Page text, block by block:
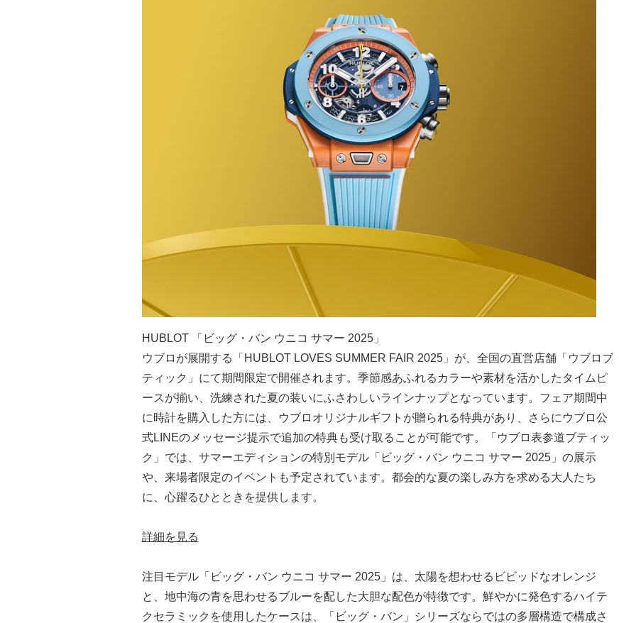
HUBLOT 「ビッグ・バン ウニコ サマー 2025」
ウブロが展開する「HUBLOT LOVES SUMMER FAIR 2025」が、全国の直営店舗「ウブロブ
ティック」にて期間限定で開催されます。季節感あふれるカラーや素材を活かしたタイムピ
ースが揃い、洗練された夏の装いにふさわしいラインナップとなっています。フェア期間中
に時計を購入した方には、ウブロオリジナルギフトが贈られる特典があり、さらにウブロ公
式LINEのメッセージ提示で追加の特典も受け取ることが可能です。「ウブロ表参道ブティッ
ク」では、サマーエディションの特別モデル「ビッグ・バン ウニコ サマー 2025」の展示
や、来場者限定のイベントも予定されています。都会的な夏の楽しみ方を求める大人たち
に、心躍るひとときを提供します。
詳細を見る
注目モデル「ビッグ・バン ウニコ サマー 2025」は、太陽を想わせるビビッドなオレンジ
と、地中海の青を思わせるブルーを配した大胆な配色が特徴です。鮮やかに発色するハイテ
クセラミックを使用したケースは、「ビッグ・バン」シリーズならではの多層構造で構成さ